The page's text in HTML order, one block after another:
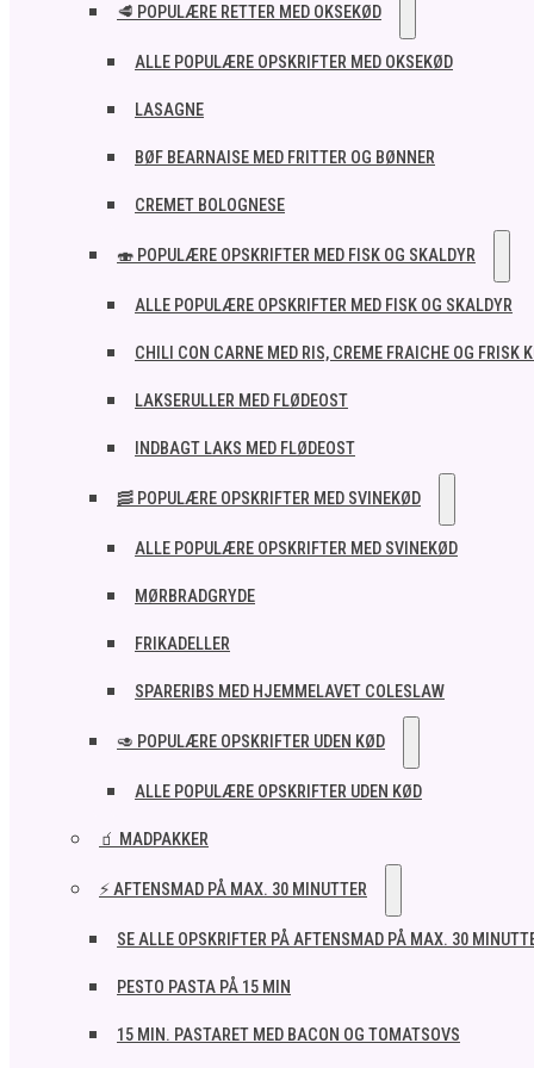
🥩 POPULÆRE RETTER MED OKSEKØD
ALLE POPULÆRE OPSKRIFTER MED OKSEKØD
LASAGNE
BØF BEARNAISE MED FRITTER OG BØNNER
CREMET BOLOGNESE
🍣 POPULÆRE OPSKRIFTER MED FISK OG SKALDYR
ALLE POPULÆRE OPSKRIFTER MED FISK OG SKALDYR
CHILI CON CARNE MED RIS, CREME FRAICHE OG FRISK
LAKSERULLER MED FLØDEOST
INDBAGT LAKS MED FLØDEOST
🥓 POPULÆRE OPSKRIFTER MED SVINEKØD
ALLE POPULÆRE OPSKRIFTER MED SVINEKØD
MØRBRADGRYDE
FRIKADELLER
SPARERIBS MED HJEMMELAVET COLESLAW
🥑 POPULÆRE OPSKRIFTER UDEN KØD
ALLE POPULÆRE OPSKRIFTER UDEN KØD
🧃 MADPAKKER
⚡ AFTENSMAD PÅ MAX. 30 MINUTTER
SE ALLE OPSKRIFTER PÅ AFTENSMAD PÅ MAX. 30
PESTO PASTA PÅ 15 MIN
15 MIN. PASTARET MED BACON OG TOMATSOVS